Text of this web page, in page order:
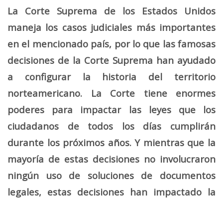
La Corte Suprema de los Estados Unidos
maneja los casos judiciales más importantes
en el mencionado país, por lo que las famosas
decisiones de la Corte Suprema han ayudado
a configurar la historia del territorio
norteamericano. La Corte tiene enormes
poderes para impactar las leyes que los
ciudadanos de todos los días cumplirán
durante los próximos años. Y mientras que la
mayoría de estas decisiones no involucraron
ningún uso de soluciones de documentos
legales, estas decisiones han impactado la